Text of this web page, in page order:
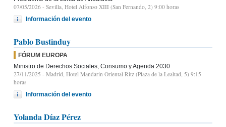
07/05/2026 - Sevilla, Hotel Alfonso XIII (San Fernando, 2) 9:00 horas
Información del evento
Pablo Bustinduy
FÓRUM EUROPA
Ministro de Derechos Sociales, Consumo y Agenda 2030
27/11/2025 - Madrid, Hotel Mandarin Oriental Ritz (Plaza de la Lealtad, 5) 9:15
horas
Información del evento
Yolanda Díaz Pérez